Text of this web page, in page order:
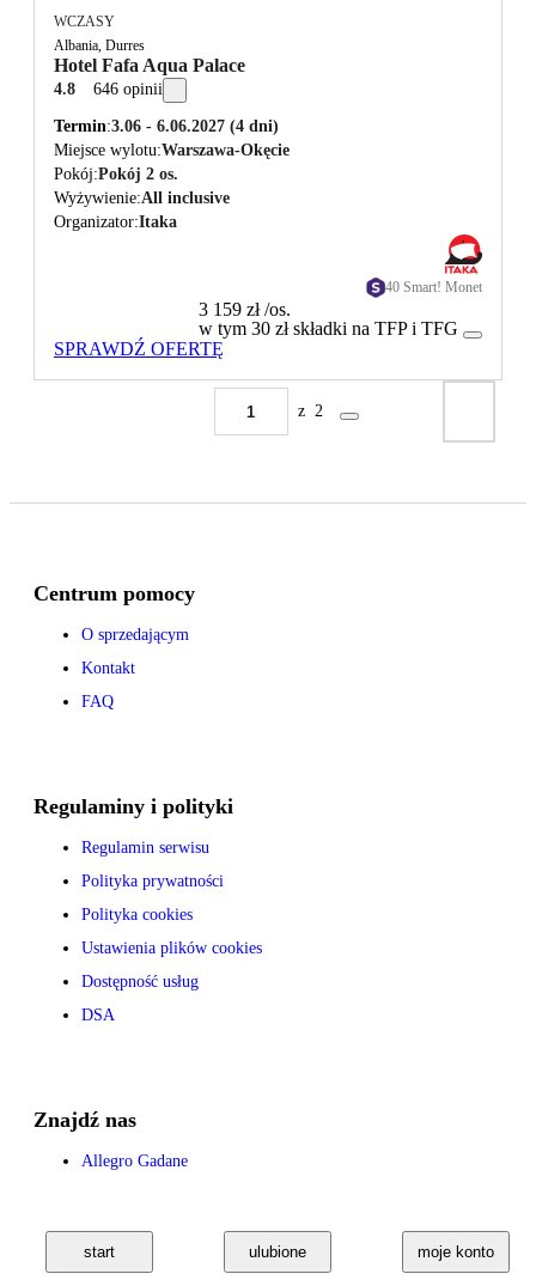
start ulubione moje konto
WCZASY
Albania, Durres
Hotel Fafa Aqua Palace
4.8 646 opinii
Termin 3.06 - 6.06.2027 (4 dni)
Miejsce wylotu Warszawa-Okęcie
Pokój Pokój 2 os.
Wyżywienie All inclusive
Organizator Itaka
40 Smart! Monet
3 159 zł/os.
w tym 30 zł składki na TFP i TFG
SPRAWDŹ OFERTĘ
z 2
Centrum pomocy
O sprzedającym
Kontakt
FAQ
Regulaminy i polityki
Regulamin serwisu
Polityka prywatności
Polityka cookies
Ustawienia plików cookies
Dostępność usług
DSA
Znajdź nas
Allegro Gadane